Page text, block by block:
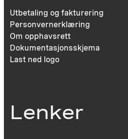
Utbetaling og fakturering
Personvernerklæring
Om opphavsrett
Dokumentasjonsskjema
Last ned logo
Lenker